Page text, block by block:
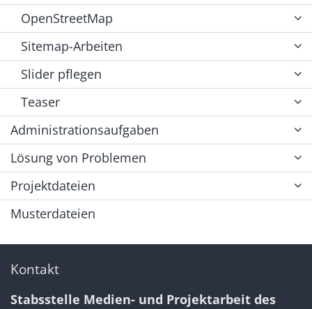
OpenStreetMap
Sitemap-Arbeiten
Slider pflegen
Teaser
Administrationsaufgaben
Lösung von Problemen
Projektdateien
Musterdateien
Kontakt
Stabsstelle Medien- und Projektarbeit des